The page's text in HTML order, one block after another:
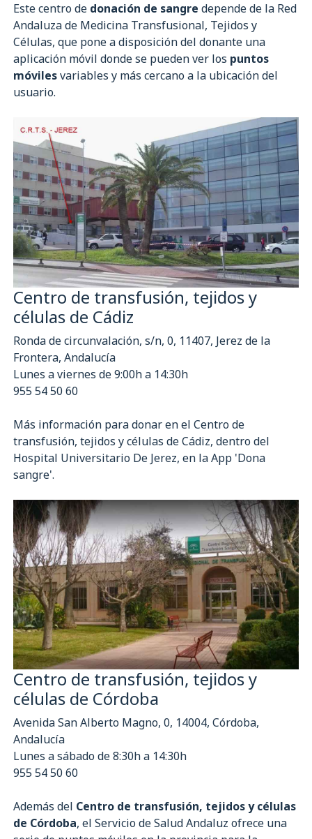
Este centro de donación de sangre depende de la Red
Andaluza de Medicina Transfusional, Tejidos y
Células, que pone a disposición del donante una
aplicación móvil donde se pueden ver los puntos
móvilesvariables y más cercano a la ubicación del
usuario.
Centro de transfusión, tejidos y
células de Cádiz
Ronda de circunvalación, s/n, 0, 11407, Jerez de la
Frontera, Andalucía
Lunes a viernes de 9:00h a 14:30h
955 54 50 60
Más información para donar en el Centro de
transfusión, tejidos y células de Cádiz, dentro del
Hospital Universitario De Jerez, en la App 'Dona
sangre'.
Centro de transfusión, tejidos y
células de Córdoba
Avenida San Alberto Magno, 0, 14004, Córdoba,
Andalucía
Lunes a sábado de 8:30h a 14:30h
955 54 50 60
Además del Centro de transfusión, tejidos y células
de Córdoba, el Servicio de Salud Andaluz ofrece una